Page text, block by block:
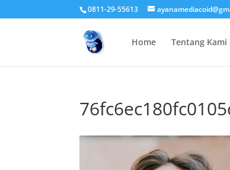
0811-29-55613
Home Tentang Kami